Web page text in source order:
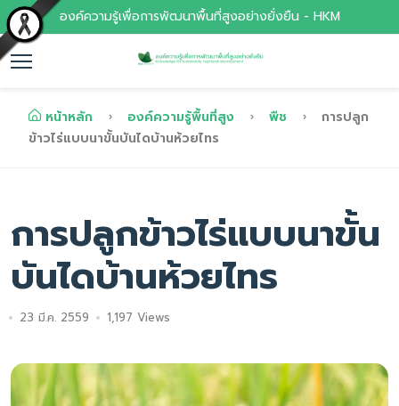
องค์ความรู้เพื่อการพัฒนาพื้นที่สูงอย่างยั่งยืน - HKM
หน้าหลัก องค์ความรู้พื้นที่สูง พืช
การปลูก
ข้าวไร่แบบนาขั้นบันไดบ้านห้วยไทร
การปลูกข้าวไร่แบบนาขั้น
บันไดบ้านห้วยไทร
23 มี.ค. 2559 1,197 Views